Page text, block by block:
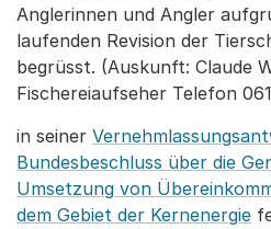
Anglerinnen und Angler
laufenden Revision der
begrüsst. (Auskunft: Claude
Fischereiaufseher Telefon
in seiner
Bundesbeschluss über die
Umsetzung von
dem Gebiet der Kernenergie